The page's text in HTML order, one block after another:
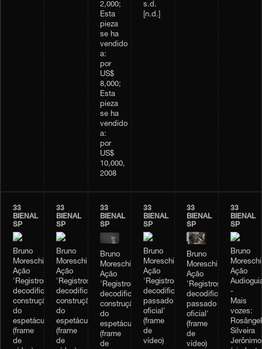
2,000;
Esta
pieza
se ha
vendido
a:
por
US$
8,000;
Esta
pieza
se ha
vendido
a:
por
US$
10,000,
2008
s.d.
[n.d.]
33
BIENAL
SP
Bruno
Moreschi,
Ação
'Registros
decodificados:
construção
do
espetáculo'
(frame
de
33
BIENAL
SP
Bruno
Moreschi,
Ação
'Registros
decodificados:
construção
do
espetáculo'
(frame
de
33
BIENAL
SP
Bruno
Moreschi,
Ação
'Registros
decodificados:
construção
do
espetáculo'
(frame
de
33
BIENAL
SP
Bruno
Moreschi,
Ação
'Registros
decodificados:
passado
oficial'
(frame
de
vídeo)
33
BIENAL
SP
Bruno
Moreschi,
Ação
'Registros
decodificados:
passado
oficial'
(frame
de
vídeo)
33
BIENAL
SP
Bruno
Ação
-
Mais
vozes:
Silveira
Jerônimo